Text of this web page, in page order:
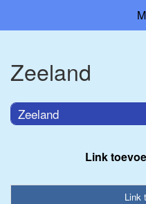
Zeeland
Zeeland
Link
Link